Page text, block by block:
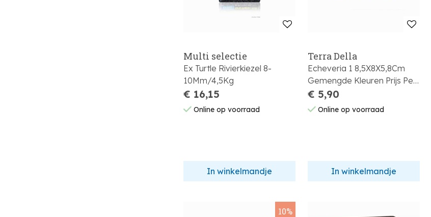
Multi selectie
Ex Turtle Rivierkiezel 8-
10Mm/4,5Kg
€ 16,15
Online op voorraad
In winkelmandje
Terra Della
Echeveria 1 8,5X8X5,8Cm
Gemengde Kleuren Prijs Per
Stuk
€ 5,90
Online op voorraad
In winkelmandje
10%